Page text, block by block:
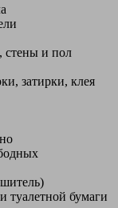
стены и пол
затирки, клея
туалетной бумаги